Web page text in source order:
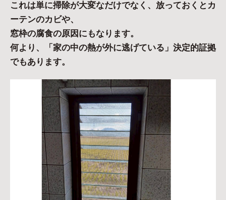
これは単に掃除が大変なだけでなく、放っておくとカ
ーテンのカビや、
窓枠の腐食の原因にもなります。
何より、「家の中の熱が外に逃げている」決定的証拠
でもあります。